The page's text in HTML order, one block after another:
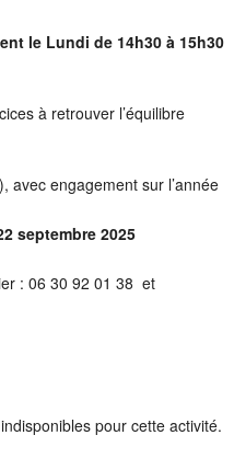
le Lundi de 14h30 à 15h30
à retrouver l’équilibre
avec engagement sur l’année
septembre 2025
: 06 30 92 01 38 et
pour cette activité.